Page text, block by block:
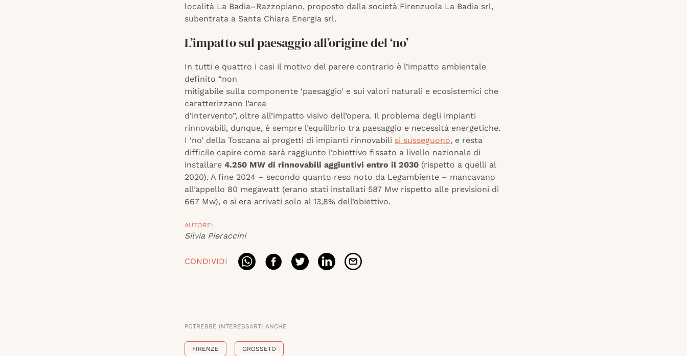
località La Badia–Razzopiano, proposto dalla società Firenzuola La Badia srl,
subentrata a Santa Chiara Energia srl.
L’impatto sul paesaggio all’origine del ‘no’
In tutti e quattro i casi il motivo del parere contrario è l’impatto ambientale
definito “non
mitigabile sulla componente ‘paesaggio’ e sui valori naturali e ecosistemici che
caratterizzano l’area
d’intervento”, oltre all’impatto visivo dell’opera. Il problema degli impianti
rinnovabili, dunque, è sempre l’equilibrio tra paesaggio e necessità energetiche.
I ‘no’ della Toscana ai progetti di impianti rinnovabili si susseguono, e resta
difficile capire come sarà raggiunto l’obiettivo fissato a livello nazionale di
installare 4.250 MW di rinnovabili aggiuntivi entro il 2030 (rispetto a quelli al
2020). A fine 2024 – secondo quanto reso noto da Legambiente – mancavano
all’appello 80 megawatt (erano stati installati 587 Mw rispetto alle previsioni di
667 Mw), e si era arrivati solo al 13,8% dell’obiettivo.
AUTORE:
Silvia Pieraccini
CONDIVIDI
POTREBBE INTERESSARTI ANCHE
FIRENZE GROSSETO